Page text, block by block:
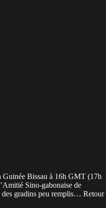
Guinée Bissau à 16h GMT (17h
Sino-gabonaise de
des gradins peu remplis… Retour